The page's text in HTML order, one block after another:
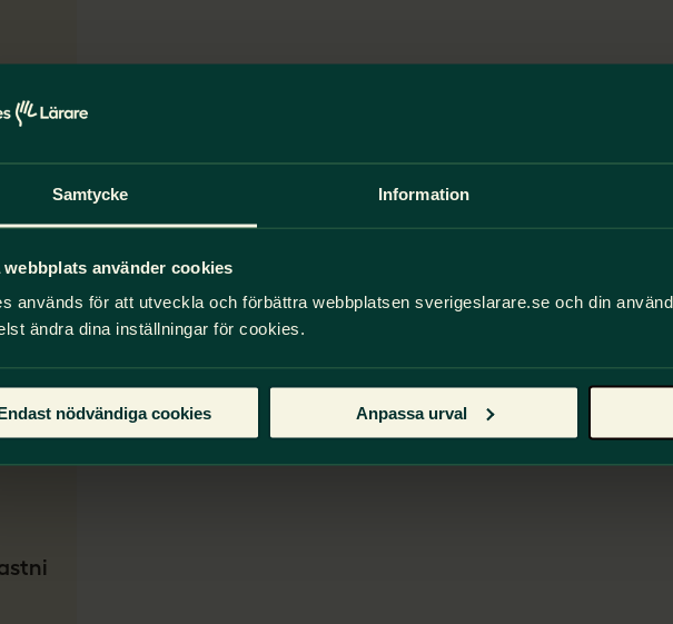
Samtycke Information
webbplats använder cookies
används för att utveckla och förbättra webbplatsen sverigeslarare.se och din
ändra dina inställningar för cookies.
nödvändiga cookies Anpassa urval